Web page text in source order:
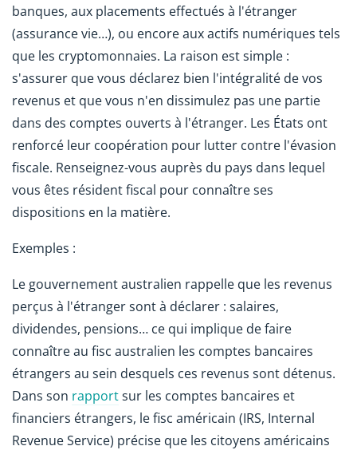
banques, aux placements effectués à l'étranger
(assurance vie…), ou encore aux actifs numériques tels
que les cryptomonnaies. La raison est simple :
s'assurer que vous déclarez bien l'intégralité de vos
revenus et que vous n'en dissimulez pas une partie
dans des comptes ouverts à l'étranger. Les États ont
renforcé leur coopération pour lutter contre l'évasion
fiscale. Renseignez-vous auprès du pays dans lequel
vous êtes résident fiscal pour connaître ses
dispositions en la matière.
Exemples :
Le gouvernement australien rappelle que les revenus
perçus à l'étranger sont à déclarer : salaires,
dividendes, pensions… ce qui implique de faire
connaître au fisc australien les comptes bancaires
étrangers au sein desquels ces revenus sont détenus.
Dans son rapportsur les comptes bancaires et
financiers étrangers, le fisc américain (IRS, Internal
Revenue Service) précise que les citoyens américains